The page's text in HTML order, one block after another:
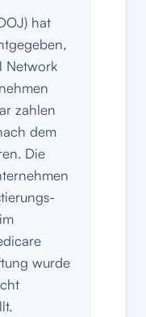
hat
Network
zahlen
dem
Die
wurde